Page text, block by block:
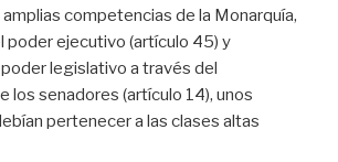
competencias de la Monarquía,
poder ejecutivo (artículo 45) y
legislativo a través del
los senadores (artículo 14), unos
pertenecer a las clases altas